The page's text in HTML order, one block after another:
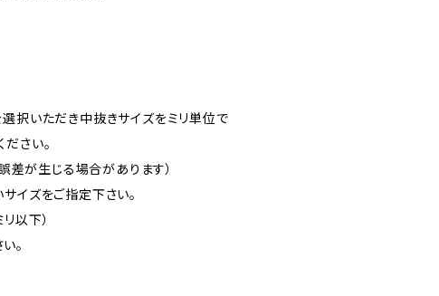
選択いただき中抜きサイズをミリ単位で
さい。
が生じる場合があります）
イズをご指定下さい。
以下）
。